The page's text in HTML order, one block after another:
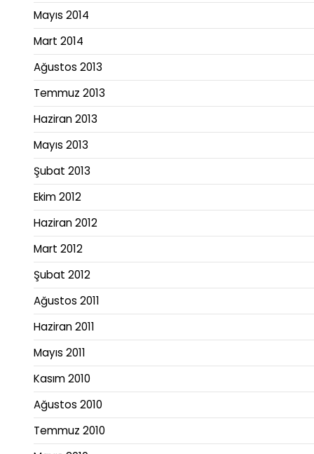
Mayıs 2014
Mart 2014
Ağustos 2013
Temmuz 2013
Haziran 2013
Mayıs 2013
Şubat 2013
Ekim 2012
Haziran 2012
Mart 2012
Şubat 2012
Ağustos 2011
Haziran 2011
Mayıs 2011
Kasım 2010
Ağustos 2010
Temmuz 2010